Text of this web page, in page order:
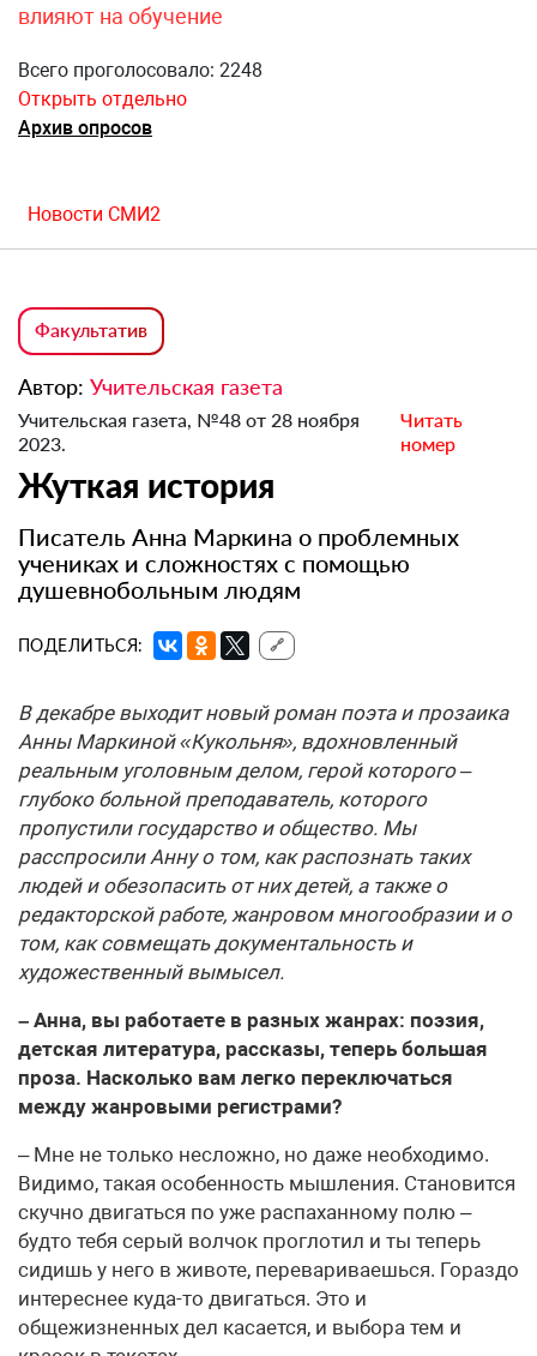
влияют на обучение
Всего проголосовало: 2248
Открыть отдельно
Архив опросов
Новости СМИ2
Факультатив
Автор: Учительская газета
Учительская газета, №48 от 28 ноября
2023.
Читать
номер
Жуткая история
Писатель Анна Маркина о проблемных
учениках и сложностях с помощью
душевнобольным людям
ПОДЕЛИТЬСЯ: 🔗
В декабре выходит новый роман поэта и прозаика
Анны Маркиной «Кукольня», вдохновленный
реальным уголовным делом, герой которого –
глубоко больной преподаватель, которого
пропустили государство и общество. Мы
расспросили Анну о том, как распознать таких
людей и обезопасить от них детей, а также о
редакторской работе, жанровом многообразии и о
том, как совмещать документальность и
художественный вымысел.
– Анна, вы работаете в разных жанрах: поэзия,
детская литература, рассказы, теперь большая
проза. Насколько вам легко переключаться
между жанровыми регистрами?
– Мне не только несложно, но даже необходимо.
Видимо, такая особенность мышления. Становится
скучно двигаться по уже распаханному полю –
будто тебя серый волчок проглотил и ты теперь
сидишь у него в животе, перевариваешься. Гораздо
интереснее куда-то двигаться. Это и
общежизненных дел касается, и выбора тем и